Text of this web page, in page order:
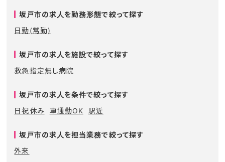
坂戸市の求人を勤務形態で絞って探す
日勤(常勤)
坂戸市の求人を施設で絞って探す
救急指定無し病院
坂戸市の求人を条件で絞って探す
日祝休み
車通勤OK 駅近
坂戸市の求人を担当業務で絞って探す
外来